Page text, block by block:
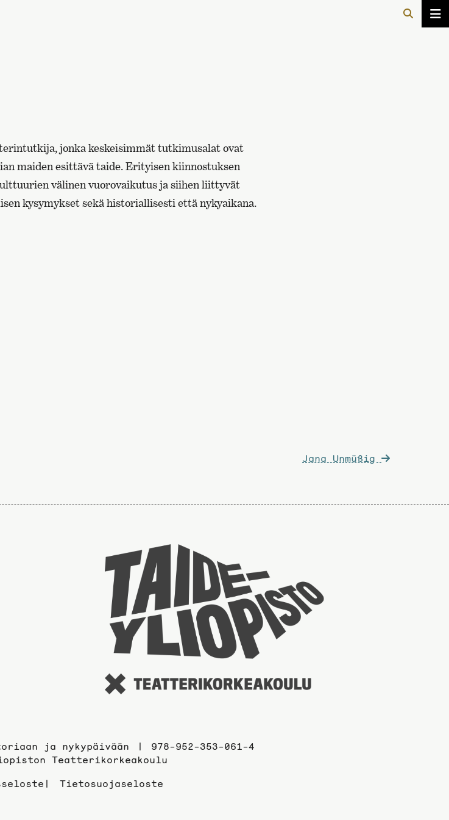
jonka keskeisimmät tutkimusalat ovat
maiden esittävä taide. Erityisen kiinnostuksen
välinen vuorovaikutus ja siihen liittyvät
kysymykset sekä historiallisesti että nykyaikana.
Jana Unmüßig
ja nykypäivään
978-952-353-061-4
Teatterikorkeakoulu
Tietosuojaseloste